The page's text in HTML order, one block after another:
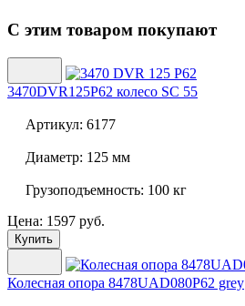
С этим товаром покупают
3470DVR125P62 колесо SC 55
Артикул: 6177
Диаметр: 125 мм
Грузоподъемность: 100 кг
Цена: 1597 руб.
Купить
Колесная опора 8478UAD080P62 grey